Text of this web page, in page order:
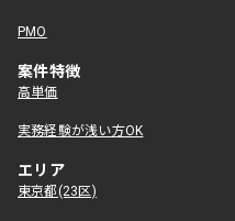
PMO
案件特徴
高単価
実務経験が浅い方OK
エリア
東京都(23区)